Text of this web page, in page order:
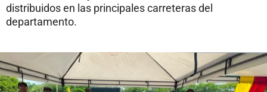
distribuidos en las principales carreteras del
departamento.